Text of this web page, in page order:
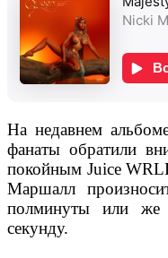
На недавнем
фанаты обратили
покойным Juice
Маршалл
полминуты или
секунду.